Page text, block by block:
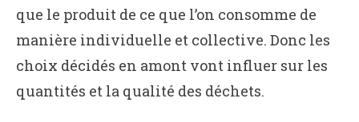
que le produit de ce que l’on consomme de
manière individuelle et collective. Donc les
choix décidés en amont vont influer sur les
quantités et la qualité des déchets.